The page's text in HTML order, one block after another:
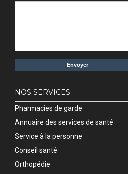
NOS SERVICES
Pharmacies de garde
Annuaire des services de santé
Service à la personne
Conseil santé
Orthopédie